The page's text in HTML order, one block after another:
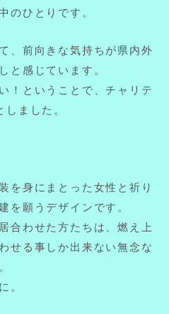
のひとりです。
、前向きな気持ちが県内外
と感じています。
！ということで、チャリテ
ました。
を身にまとった女性と祈り
を願うデザインです。
合わせた方たちは、燃え上
せる事しか出来ない無念な
。